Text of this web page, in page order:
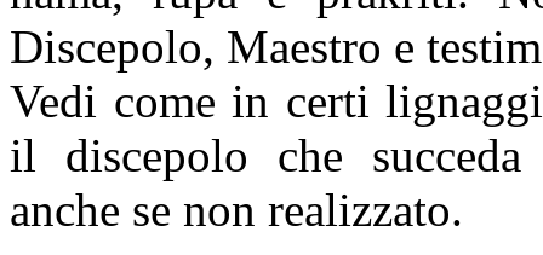
Discepolo, Maestro e
Vedi come in certi
il discepolo che
anche se non realizzato.